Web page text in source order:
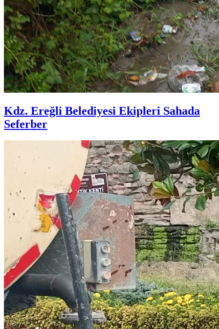
Kdz. Ereğli Belediyesi Ekipleri Sahada
Seferber